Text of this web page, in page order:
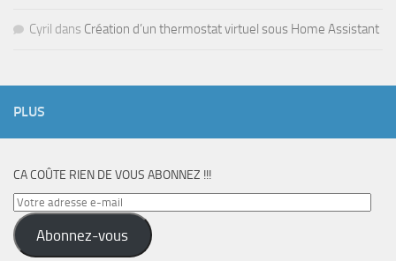
Cyril dans Création d’un thermostat virtuel sous Home Assistant
PLUS
CA COÛTE RIEN DE VOUS ABONNEZ !!!
Votre
adresse
e-
Abonnez-vous